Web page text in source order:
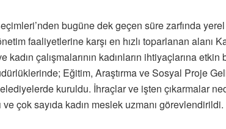
bugüne dek geçen süre zarfında
faaliyetlerine karşı en hızlı toparlanan alanı
kadın çalışmalarının kadınların ihtiyaçlarına
Eğitim, Araştırma ve Sosyal Proje
kuruldu. İhraçlar ve işten çıkarmalar
çok sayıda kadın meslek uzmanı görevlendirildi.